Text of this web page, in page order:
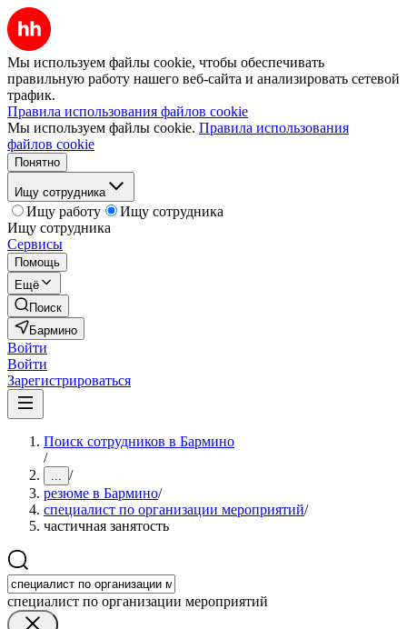
Мы используем файлы cookie, чтобы обеспечивать
правильную работу нашего веб-сайта и анализировать сетевой
трафик.
Правила использования файлов cookie
Мы используем файлы cookie. Правила использования
файлов cookie
Понятно
Ищу сотрудника
Ищу работу
Ищу сотрудника
Ищу сотрудника
Сервисы
Помощь
Ещё
Поиск
Бармино
Войти
Войти
Зарегистрироваться
Поиск сотрудников в Бармино
/
... /
резюме в Бармино/
специалист по организации мероприятий/
частичная занятость
специалист по организации мероприятий